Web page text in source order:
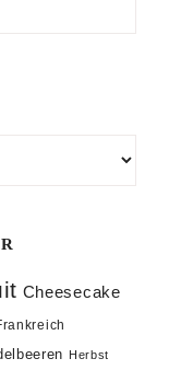
Cheesecake
Herbst